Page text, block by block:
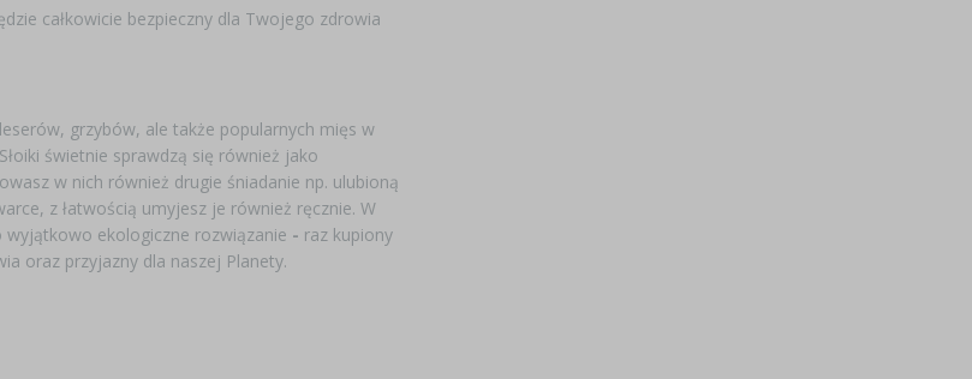
całkowicie bezpieczny dla Twojego zdrowia
grzybów, ale także popularnych mięs w
świetnie sprawdzą się również jako
w nich również drugie śniadanie np. ulubioną
z łatwością umyjesz je również ręcznie. W
wyjątkowo ekologiczne rozwiązanie - raz kupiony
oraz przyjazny dla naszej Planety.